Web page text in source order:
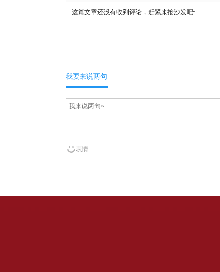
这篇文章还没有收到评论，赶紧来抢沙发吧~
我要来说两句
表情